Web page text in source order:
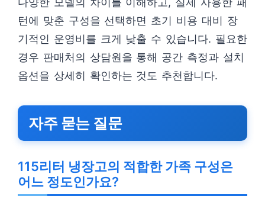
턴에 맞춘 구성을 선택하면 초기 비용 대비 장
기적인 운영비를 크게 낮출 수 있습니다. 필요한
경우 판매처의 상담원을 통해 공간 측정과 설치
옵션을 상세히 확인하는 것도 추천합니다.
자주 묻는 질문
115리터 냉장고의 적합한 가족 구성은
어느 정도인가요?